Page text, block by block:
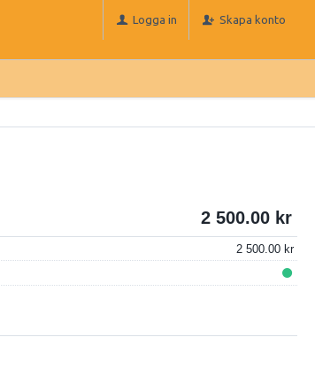
Logga in Skapa konto
2 500.00
2 500.00